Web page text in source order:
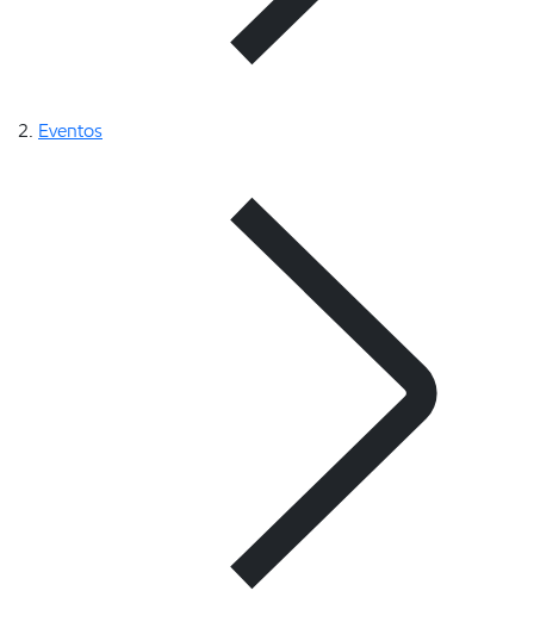
Eventos